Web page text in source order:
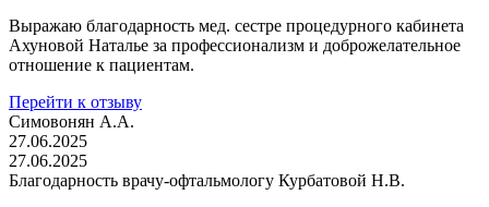
Выражаю благодарность мед. сестре процедурного кабинета
Ахуновой Наталье за профессионализм и доброжелательное
отношение к пациентам.
Перейти к отзыву
Симовонян А.А.
27.06.2025
27.06.2025
Благодарность врачу-офтальмологу Курбатовой Н.В.